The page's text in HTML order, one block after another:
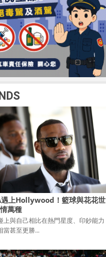
遇上Hollywood！籃球與花花世
萬種
上與自己相比在熱門星度、印鈔能力
當甚至更勝...